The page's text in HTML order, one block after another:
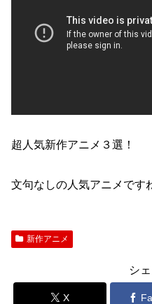
超人気新作アニメ３選！
文句なしの人気アニメです
新作アニメ
シ
X